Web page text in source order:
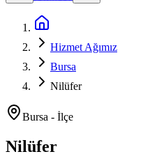
Hizmet Ağımız
Bursa
Nilüfer
Bursa - İlçe
Nilüfer